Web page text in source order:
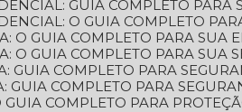
GUIA COMPLETO PARA
O GUIA COMPLETO
O GUIA COMPLETO PARA SUA
O GUIA COMPLETO PARA SUA
GUIA COMPLETO PARA
GUIA COMPLETO PARA
GUIA COMPLETO PARA